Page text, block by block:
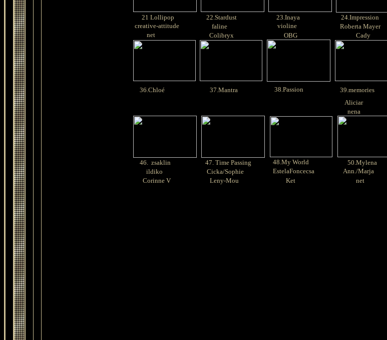
21 Lollipop 22.Stardust 23.Inaya 24.Impression
creative-attitude
faline violine Roberta Mayer
net
Colibryx OBG Cady
36.Chloé 37.Mantra 38.Passion 39.memories
Aliciar
nena
46. zsaklin 47.Time Passing 48.My World
50.Mylena
ildiko
Cicka/Sophie EstelaFoncecsa
Ann./Marja
Corinne V
Leny-Mou Ket net